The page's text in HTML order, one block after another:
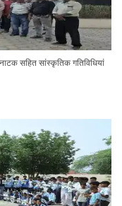
सहित सांस्कृतिक गतिविधियां